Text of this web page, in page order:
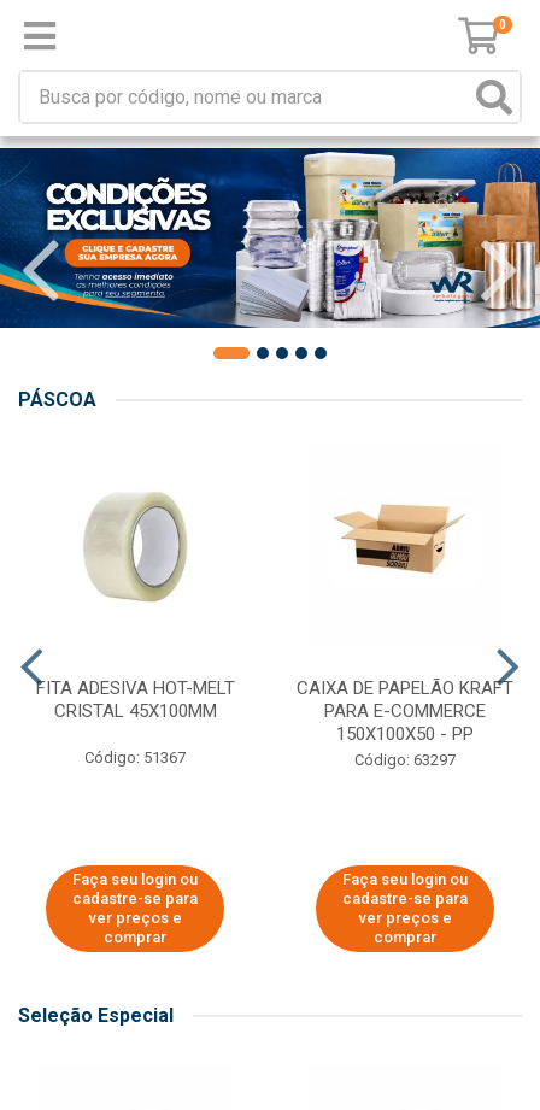
0
PÁSCOA
FITA ADESIVA HOT-MELT
CRISTAL 45X100MM
Código: 51367
Faça seu login ou
cadastre-se para
ver preços e
comprar
CAIXA DE PAPELÃO KRAFT
PARA E-COMMERCE
150X100X50 - PP
Código: 63297
Faça seu login ou
cadastre-se para
ver preços e
comprar
Seleção Especial